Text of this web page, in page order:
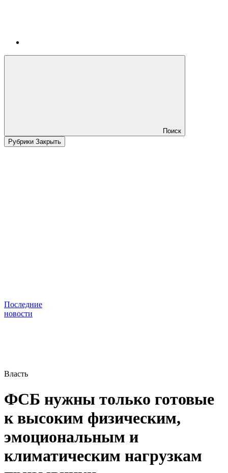
Поиск
Рубрики Закрыть
Последние
новости
Власть
ФСБ нужны только готовые
к высоким физическим,
эмоциональным и
климатическим нагрузкам